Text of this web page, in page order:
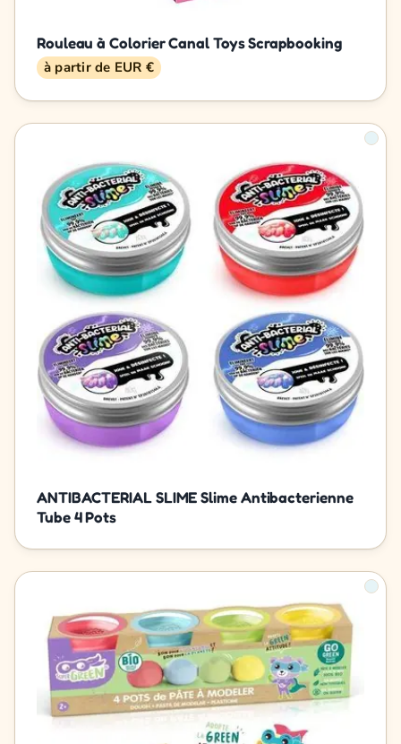
Rouleau à Colorier Canal Toys Scrapbooking
à partir de EUR €
ANTIBACTERIAL SLIME Slime Antibacterienne
Tube 4 Pots